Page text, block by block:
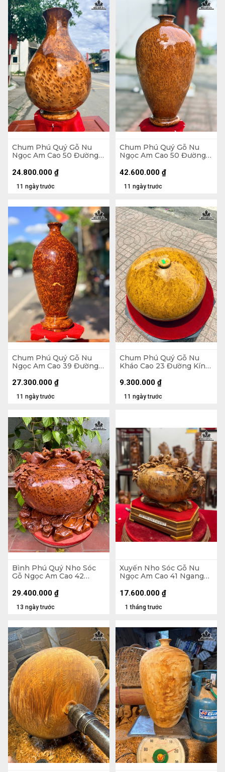
Chum Phú Quý Gỗ Nu
Ngọc Am Cao 50 Đường
11 ngày trước
24.800.000 ₫
Chum Phú Quý Gỗ Nu
Ngọc Am Cao 50 Đường
Kính 30 (cm) - Luôn Đế
54 (cm)
11 ngày trước
42.600.000 ₫
Chum Phú Quý Gỗ Nu
Ngọc Am Cao 39 Đường
(cm)
11 ngày trước
27.300.000 ₫
Chum Phú Quý Gỗ Nu
Kháo Cao 23 Đường Kính
11 ngày trước
9.300.000 ₫
Bình Phú Quý Nho Sóc
Gỗ Ngọc Am Cao 42
13 ngày trước
29.400.000 ₫
Xuyến Nho Sóc Gỗ Nu
Ngọc Am Cao 41 Ngang
1 tháng trước
17.600.000 ₫